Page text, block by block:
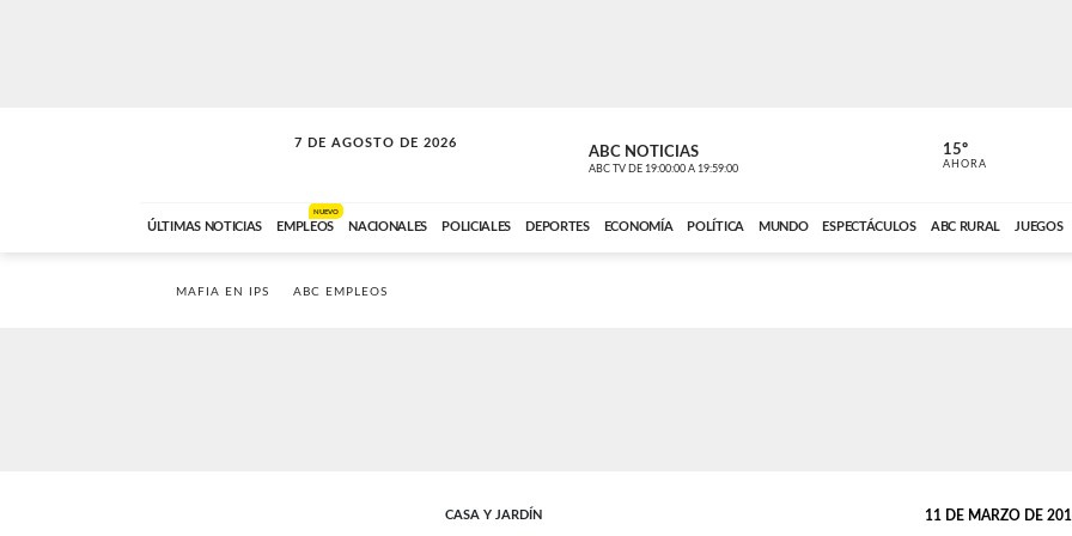
7 DE AGOSTO DE 2026
SOLO MÚSICA ABC NOTICIAS
ABC TV DE 19:00:00 A 19:59:00 ABC CARDINAL
15º
AHORA
ÚLTIMAS NOTICIAS EMPLEOS
NUEVO
NACIONALES POLICIALES DEPORTES ECONOMÍA POLÍTICA MUNDO ESPECTÁCULOS ABC RURAL JUEGOS
MAFIA EN IPS ABC EMPLEOS
CASA Y JARDÍN 11 DE MARZO DE